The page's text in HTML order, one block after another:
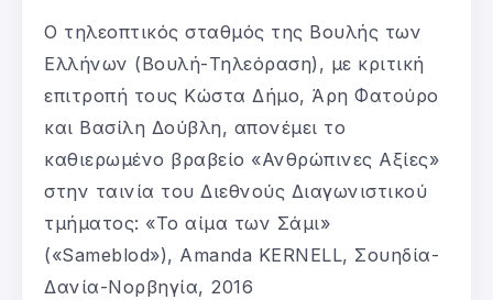
Ο τηλεοπτικός σταθμός της Βουλής των
Ελλήνων (Βουλή-Τηλεόραση), με κριτική
επιτροπή τους ​Κώστα Δήμο, Άρη Φατούρο
και Βασίλη Δούβλη, απονέμει το
καθιερωμένο βραβείο «Ανθρώπινες Αξίες»
στην ταινία του Διεθνούς Διαγωνιστικού
τμήματος: «Το αίμα των Σάμι»
(«Sameblod»), Amanda KERNELL, Σουηδία-
Δανία-Νορβηγία, 2016